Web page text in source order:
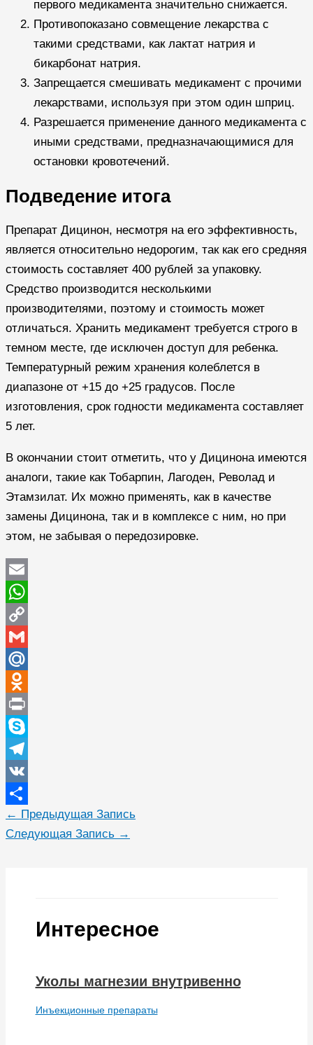
первого медикамента значительно снижается.
Противопоказано совмещение лекарства с
такими средствами, как лактат натрия и
бикарбонат натрия.
Запрещается смешивать медикамент с прочими
лекарствами, используя при этом один шприц.
Разрешается применение данного медикамента с
иными средствами, предназначающимися для
остановки кровотечений.
Подведение итога
Препарат Дицинон, несмотря на его эффективность,
является относительно недорогим, так как его средняя
стоимость составляет 400 рублей за упаковку.
Средство производится несколькими
производителями, поэтому и стоимость может
отличаться. Хранить медикамент требуется строго в
темном месте, где исключен доступ для ребенка.
Температурный режим хранения колеблется в
диапазоне от +15 до +25 градусов. После
изготовления, срок годности медикамента составляет
5 лет.
В окончании стоит отметить, что у Дицинона имеются
аналоги, такие как Тобарпин, Лагоден, Револад и
Этамзилат. Их можно применять, как в качестве
замены Дицинона, так и в комплексе с ним, но при
этом, не забывая о передозировке.
Email
WhatsApp
Copy
Link
Gmail
Mail.Ru
Odnoklassniki
Print
Skype
Telegram
VK
Отправить
← Предыдущая Запись
Следующая Запись →
Интересное
Уколы магнезии внутривенно
Инъекционные препараты